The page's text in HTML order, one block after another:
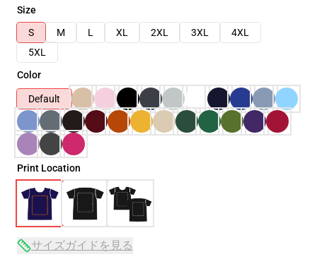
Size
S
M L XL 2XL 3XL
4XL
5XL
Color
Default
Print Location
サイズガイドを見る